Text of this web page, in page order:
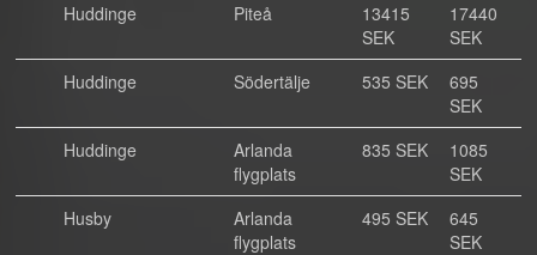
Huddinge
Piteå
13415
SEK
17440
SEK
Huddinge
Södertälje 535 SEK
695
SEK
Huddinge
Arlanda
flygplats
835 SEK
1085
SEK
Husby
Arlanda
flygplats
495 SEK
645
SEK